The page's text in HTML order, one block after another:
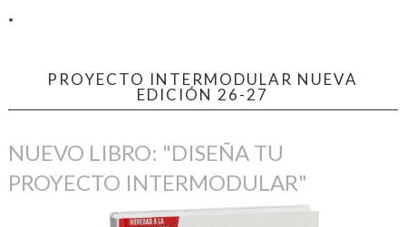
.
PROYECTO INTERMODULAR NUEVA
EDICIÓN 26-27
NUEVO LIBRO: "DISEÑA TU
PROYECTO INTERMODULAR"